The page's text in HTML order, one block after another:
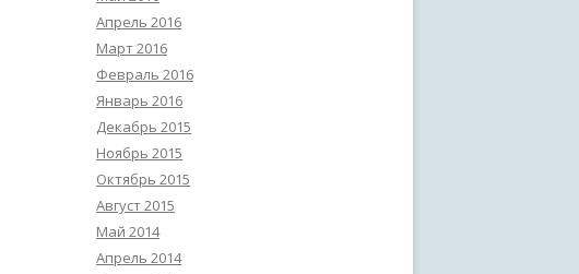
Апрель 2016
Март 2016
Февраль 2016
Январь 2016
Декабрь 2015
Ноябрь 2015
Октябрь 2015
Август 2015
Май 2014
Апрель 2014